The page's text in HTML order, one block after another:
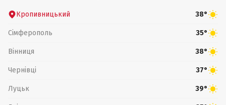
Кропивницький 38°
Сімферополь 35°
Вінниця 38°
Чернівці 37°
Луцьк 39°